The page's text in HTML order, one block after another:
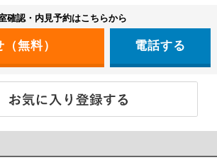
確認・内見予約はこちらから
電話する